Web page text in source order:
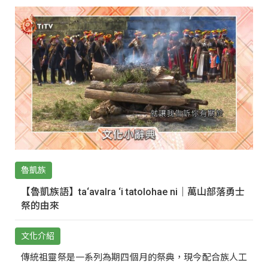
魯凱族
【魯凱族語】ta‘avalra ‘i tatolohae ni｜萬山部落勇士
祭的由來
文化介紹
傳統祖靈祭是一系列為期四個月的祭典，現今配合族人工